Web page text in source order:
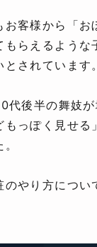
お客様から「お
もらえるような
されています。
代後半の舞妓
もっぽく見せる
のやり方につい